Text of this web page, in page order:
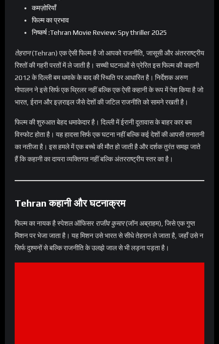
कमज़ोरियाँ
फिल्म का प्रभाव
निष्कर्ष :Tehran Movie Review: Spy thriller 2025
तेहरान(Tehran) एक ऐसी फिल्म है जो आपको राजनीति, जासूसी और अंतरराष्ट्रीय
रिश्तों की गहरी परतों में ले जाती है। सच्ची घटनाओं से प्रेरित इस फिल्म की कहानी
2012 के दिल्ली बम धमाके के बाद की स्थिति पर आधारित है। निर्देशक अरुण
गोपालन ने इसे सिर्फ एक थ्रिलर नहीं बल्कि एक ऐसी कहानी के रूप में पेश किया है जो
भारत, ईरान और इज़राइल जैसे देशों की जटिल राजनीति को सामने रखती है।
फिल्म की शुरुआत बेहद धमाकेदार है। दिल्ली में ईरानी दूतावास के बाहर कार बम
विस्फोट होता है। यह हादसा सिर्फ एक घटना नहीं बल्कि कई देशों की आपसी तनातनी
का नतीजा है। इस हमले में एक बच्चे की मौत हो जाती है और दर्शक तुरंत समझ जाते
हैं कि कहानी का दायरा व्यक्तिगत नहीं बल्कि अंतरराष्ट्रीय स्तर का है।
Tehranकहानी और घटनाक्रम
फिल्म का नायक है स्पेशल ऑफिसर राजीव कुमार(जॉन अब्राहम), जिसे एक गुप्त
मिशन पर भेजा जाता है। यह मिशन उसे भारत से सीधे तेहरान ले जाता है, जहाँ उसे न
सिर्फ दुश्मनों से बल्कि राजनीति के उलझे जाल से भी लड़ना पड़ता है।